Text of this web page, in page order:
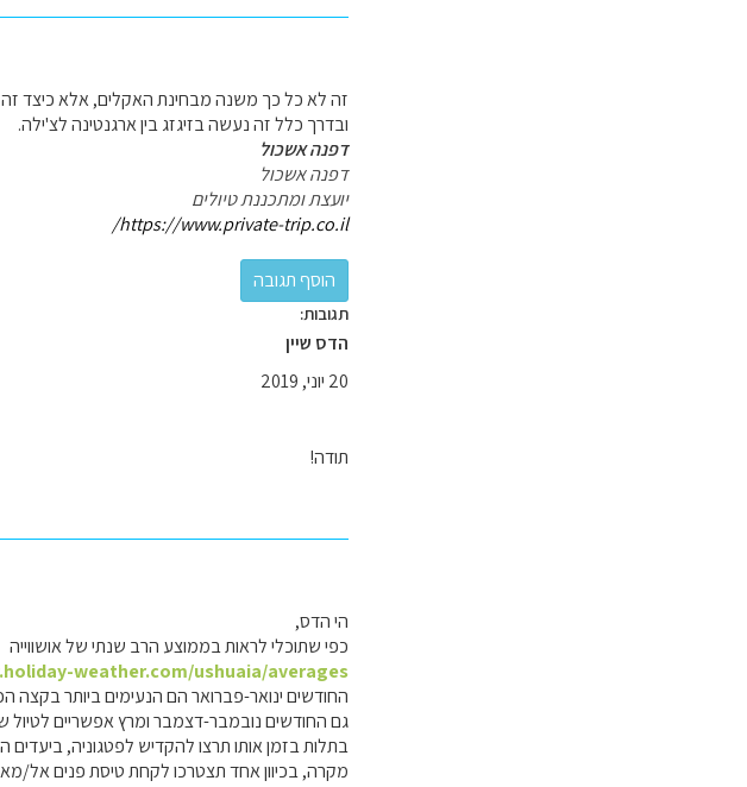
זה לא כל כך משנה מבחינת האקלים, אלא כיצד
ובדרך כלל זה נעשה בזיגזג בין ארגנטינה לצ'ילה.
דפנה אשכול
דפנה אשכול
יועצת ומתכננת טיולים
https://www.private-trip.co.il/
תגובות:
הדס שיין
20 יוני, 2019
תודה!
הי הדס,
כפי שתוכלי לראות בממוצע הרב שנתי של אושווייה
weather.com/ushuaia/averages/
החודשים ינואר-פברואר הם הנעימים ביותר בקצה
גם החודשים נובמבר-דצמבר ומרץ אפשריים לטיול
בתלות בזמן אותו תרצו להקדיש לפטגוניה,
מקרה, בכיוון אחד תצטרכו לקחת טיסת פנים אל/